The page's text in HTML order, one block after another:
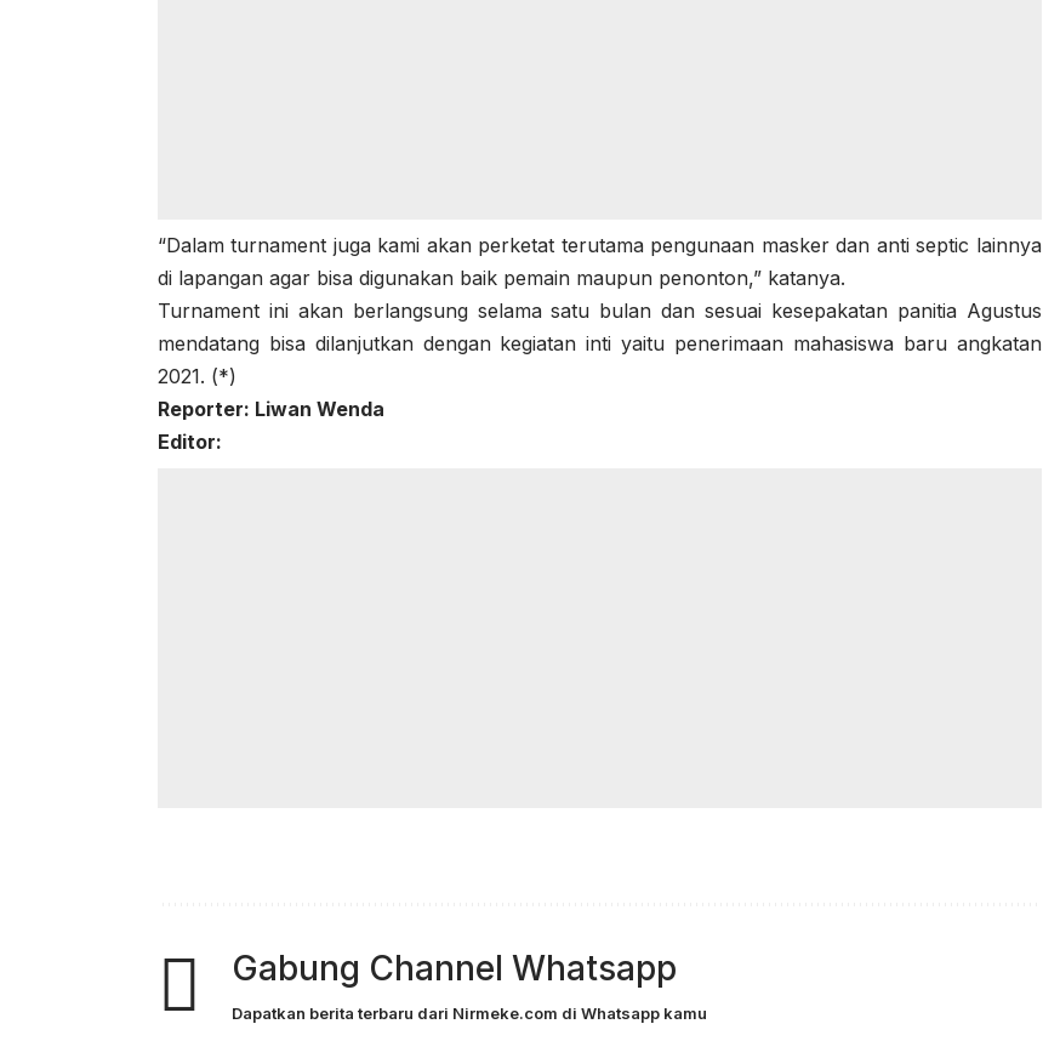
“Dalam turnament juga kami akan perketat terutama pengunaan masker dan anti septic lainnya
di lapangan agar bisa digunakan baik pemain maupun penonton,” katanya.
Turnament ini akan berlangsung selama satu bulan dan sesuai kesepakatan panitia Agustus
mendatang bisa dilanjutkan dengan kegiatan inti yaitu penerimaan mahasiswa baru angkatan
2021. (*)
Reporter: Liwan Wenda
Editor:
Gabung Channel Whatsapp
Dapatkan berita terbaru dari Nirmeke.com di Whatsapp kamu